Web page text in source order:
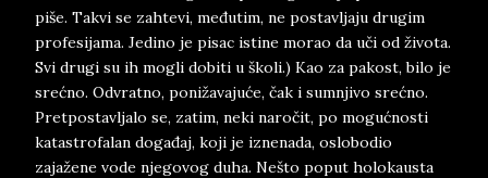
piše. Takvi se zahtevi, međutim, ne postavljaju drugim
profesijama. Jedino je pisac istine morao da uči od života.
Svi drugi su ih mogli dobiti u školi.) Kao za pakost, bilo je
srećno. Odvratno, ponižavajuće, čak i sumnjivo srećno.
Pretpostavljalo se, zatim, neki naročit, po mogućnosti
katastrofalan događaj, koji je iznenada, oslobodio
zajažene vode njegovog duha. Nešto poput holokausta